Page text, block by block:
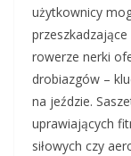
użytkownicy
rowerze nerki
drobiazgów –
na jeździe.
uprawiających
siłowych czy